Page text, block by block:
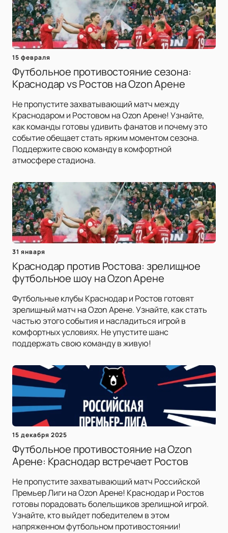
15 февраля
Футбольное противостояние сезона:
Краснодар vs Ростов на Ozon Арене
Не пропустите захватывающий матч между
Краснодаром и Ростовом на Ozon Арене! Узнайте,
как команды готовы удивить фанатов и почему это
событие обещает стать ярким моментом сезона.
Поддержите свою команду в комфортной
атмосфере стадиона.
31 января
Краснодар против Ростова: зрелищное
футбольное шоу на Ozon Арене
Футбольные клубы Краснодар и Ростов готовят
зрелищный матч на Ozon Арене. Узнайте, как стать
частью этого события и насладиться игрой в
комфортных условиях. Не упустите шанс
поддержать свою команду в живую!
15 декабря 2025
Футбольное противостояние на Ozon
Арене: Краснодар встречает Ростов
Не пропустите захватывающий матч Российской
Премьер Лиги на Ozon Арене! Краснодар и Ростов
готовы порадовать болельщиков зрелищной игрой.
Узнайте, кто выйдет победителем в этом
напряженном футбольном противостоянии!